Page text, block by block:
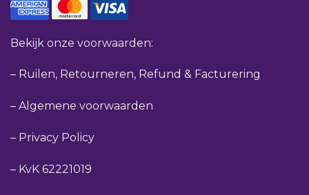
Bekijk onze voorwaarden:
– Ruilen, Retourneren, Refund & Facturering
– Algemene voorwaarden
– Privacy Policy
– KvK 62221019